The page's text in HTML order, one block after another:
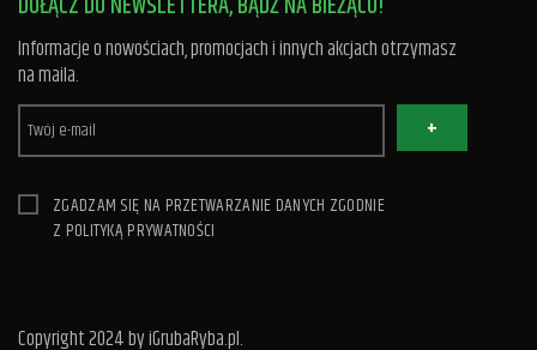
Informacje o nowościach, promocjach i innych akcjach otrzymasz
na maila.
+
ZGADZAM SIĘ NA PRZETWARZANIE DANYCH ZGODNIE
Z POLITYKĄ PRYWATNOŚCI
Copyright 2024 by iGrubaRyba.pl.